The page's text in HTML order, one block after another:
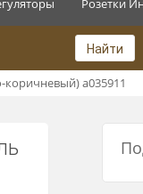
Розетки
Найти
a035911